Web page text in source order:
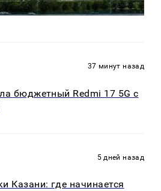
37 минут назад
бюджетный Redmi 17 5G с
5 дней назад
Казани: где начинается